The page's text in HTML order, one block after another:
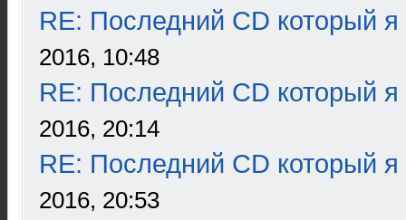
RE: Последний CD который я
2016, 10:48
RE: Последний CD который я
2016, 20:14
RE: Последний CD который я
2016, 20:53